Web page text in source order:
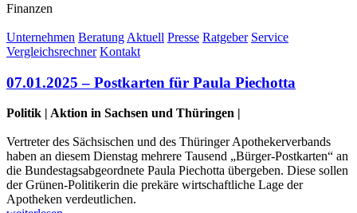
Finanzen
Unternehmen Beratung Aktuell Presse Ratgeber Service
Vergleichsrechner Kontakt
07.01.2025 – Postkarten für Paula Piechotta
Politik | Aktion in Sachsen und Thüringen |
Vertreter des Sächsischen und des Thüringer Apothekerverbands
haben an diesem Dienstag mehrere Tausend „Bürger-Postkarten“ an
die Bundestagsabgeordnete Paula Piechotta übergeben. Diese sollen
der Grünen-Politikerin die prekäre wirtschaftliche Lage der
Apotheken verdeutlichen.